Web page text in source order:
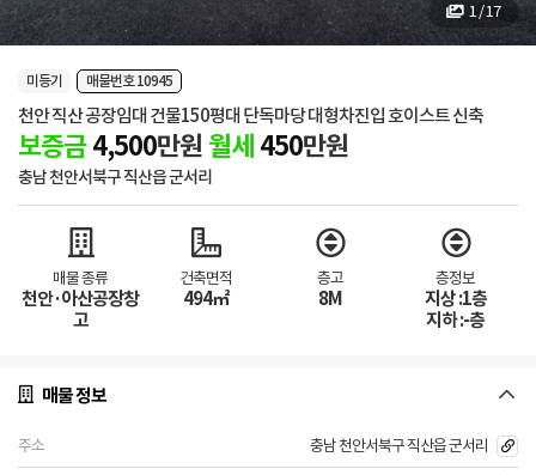
1 / 17
미등기 매물번호 10945
천안 직산 공장임대 건물150평대 단독마당 대형차진입 호이스트 신축
보증금 4,500만원월세 450만원
충남 천안서북구 직산읍 군서리
매물 종류
천안·아산공장창
고
건축면적
494㎡
층고
8M
층정보
지상 :1층
지하 :-층
매물 정보
충남 천안서북구 직산읍 군서리